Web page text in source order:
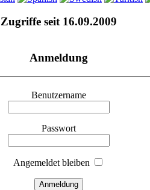
Zugriffe seit 16.09.2009
Anmeldung
Benutzername
Passwort
Angemeldet bleiben